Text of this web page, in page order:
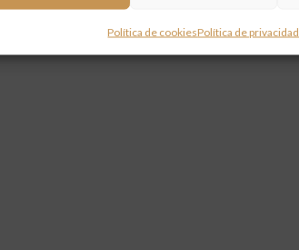
Política de cookiesPolítica de privacidad